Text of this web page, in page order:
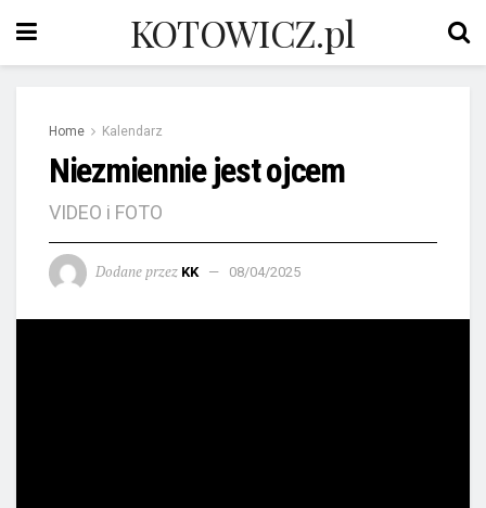
KOTOWICZ.pl
Home Kalendarz
Niezmiennie jest ojcem
VIDEO i FOTO
Dodane przez KK 08/04/2025